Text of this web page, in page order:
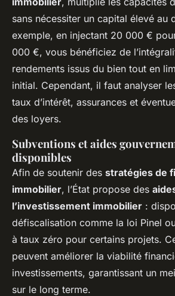
sans nécessiter un capital élevé au
exemple, en injectant 20 000 €
000 €, vous bénéficiez de
rendements issus du bien tout en
initial. Cependant, il faut analyser
taux d’intérêt, assurances et
des loyers.
Subventions et aides
disponibles
Afin de soutenir des stratégies de
immobilier, l’État propose des
l’investissement immobilier :
défiscalisation comme la loi Pinel
à taux zéro pour certains projets.
peuvent améliorer la viabilité
investissements, garantissant un
sur le long terme.